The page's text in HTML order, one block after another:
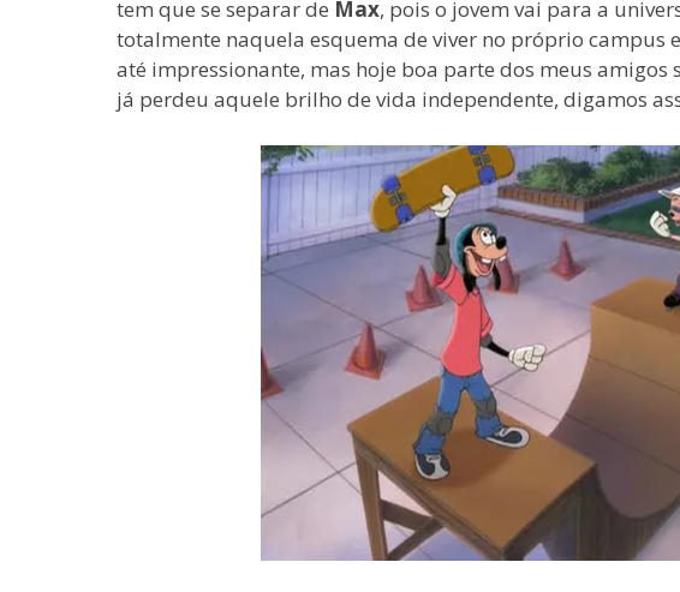
tem que se separar de Max, pois o jovem vai para a
totalmente naquela esquema de viver no próprio campus
até impressionante, mas hoje boa parte dos meus amigos
já perdeu aquele brilho de vida independente, digamos